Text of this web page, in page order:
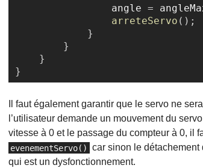
                angle
=
arreteServo ( ) ;
}
}
}
}
Il faut également garantir que le servo ne
l’utilisateur demande un mouvement du
vitesse à 0 et le passage du compteur à 0, il
evenementServo()
car sinon le
qui est un dysfonctionnement.